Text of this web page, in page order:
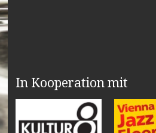
In Kooperation mit